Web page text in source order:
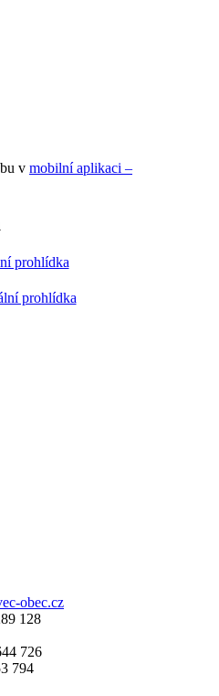
v mobilní aplikaci –
prohlídka
obec.cz
128
726
794